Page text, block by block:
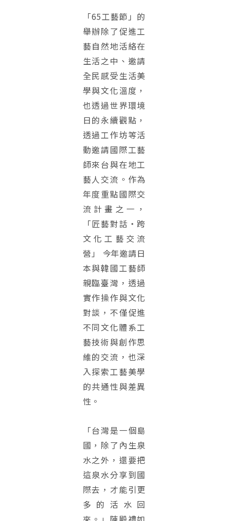
「65工藝節」的
舉辦除了促進工
藝自然地活絡在
生活之中、邀請
全民感受生活美
學與文化溫度，
也透過世界環境
日的永續觀點，
透過工作坊等活
動邀請國際工藝
師來台與在地工
藝人交流。作為
年度重點國際交
流計畫之一，
「匠藝對話・跨
文化工藝交流
營」 今年邀請日
本與韓國工藝師
親臨臺灣，透過
實作操作與文化
對談，不僅促進
不同文化體系工
藝技術與創作思
維的交流，也深
入探索工藝美學
的共通性與差異
性。
「台灣是一個島
國，除了內生泉
水之外，還要把
這泉水分享到國
際去，才能引更
多的活水回